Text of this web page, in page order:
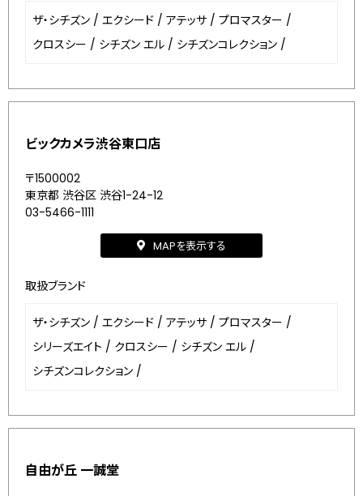
ザ・シチズン / エクシード / アテッサ / プロマスター /
クロスシー / シチズン エル / シチズンコレクション /
ビックカメラ渋谷東口店
〒1500002
東京都 渋谷区 渋谷1-24-12
03-5466-1111
MAPを表示する
取扱ブランド
ザ・シチズン / エクシード / アテッサ / プロマスター /
シリーズエイト / クロスシー / シチズン エル /
シチズンコレクション /
自由が丘 一誠堂